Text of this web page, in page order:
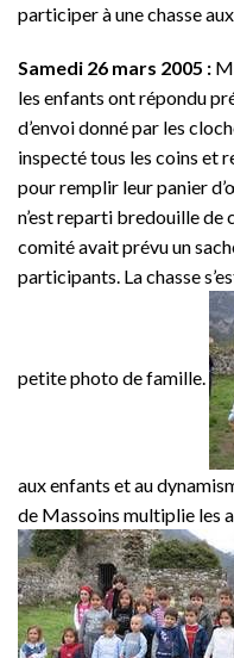
participer à une chasse
Samedi 26 mars 2005 :
les enfants ont répondu
d’envoi donné par les
inspecté tous les coins et
pour remplir leur panier
n’est reparti bredouille de
comité avait prévu un
participants. La chasse
petite photo de famille.
aux enfants et au
de Massoins multiplie les